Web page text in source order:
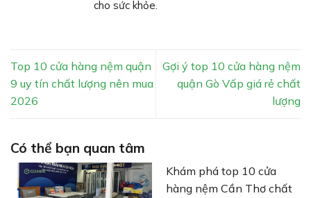
cho sức khỏe.
Top 10 cửa hàng nệm quận
9 uy tín chất lượng nên mua
2026
Gợi ý top 10 cửa hàng nệm
quận Gò Vấp giá rẻ chất
lượng
Có thể bạn quan tâm
Khám phá top 10 cửa
hàng nệm Cần Thơ chất